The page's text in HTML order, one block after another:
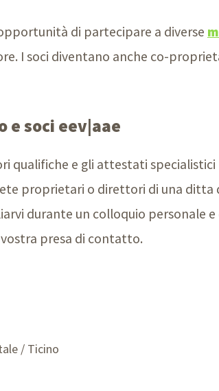
di partecipare a diverse
I soci diventano anche co-
e soci eev|aae
qualifiche e gli attestati
proprietari o direttori di una ditta
durante un colloquio personale
vostra presa di contatto.
/ Ticino